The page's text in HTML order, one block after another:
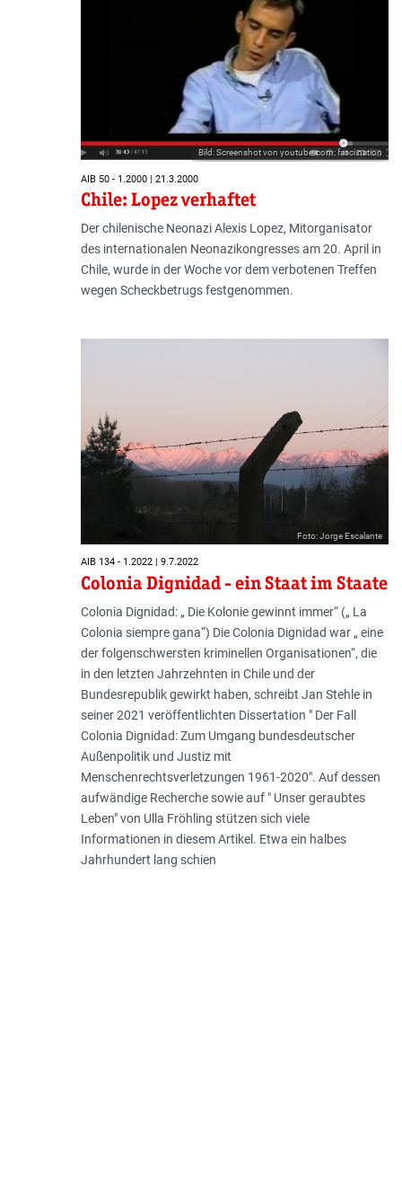
Bild: Screenshot von youtube.com; fasci nation
AIB 50 - 1.2000 | 21.3.2000
Chile: Lopez verhaftet
Der chilenische Neonazi Alexis Lopez, Mitorganisator
des internationalen Neonazikongresses am 20. April in
Chile, wurde in der Woche vor dem verbotenen Treffen
wegen Scheckbetrugs festgenommen.
Foto: Jorge Escalante
AIB 134 - 1.2022 | 9.7.2022
Colonia Dignidad - ein Staat im Staate
Colonia Dignidad: „ Die Kolonie gewinnt immer“ („ La
Colonia siempre gana“) Die Colonia Dignidad war „ eine
der folgenschwersten kriminellen Organisationen“, die
in den letzten Jahrzehnten in Chile und der
Bundesrepublik gewirkt haben, schreibt Jan Stehle in
seiner 2021 veröffentlichten Dissertation " Der Fall
Colonia Dignidad: Zum Umgang bundesdeutscher
Außenpolitik und Justiz mit
Menschenrechtsverletzungen 1961-2020". Auf dessen
aufwändige Recherche sowie auf " Unser geraubtes
Leben" von Ulla Fröhling stützen sich viele
Informationen in diesem Artikel. Etwa ein halbes
Jahrhundert lang schien